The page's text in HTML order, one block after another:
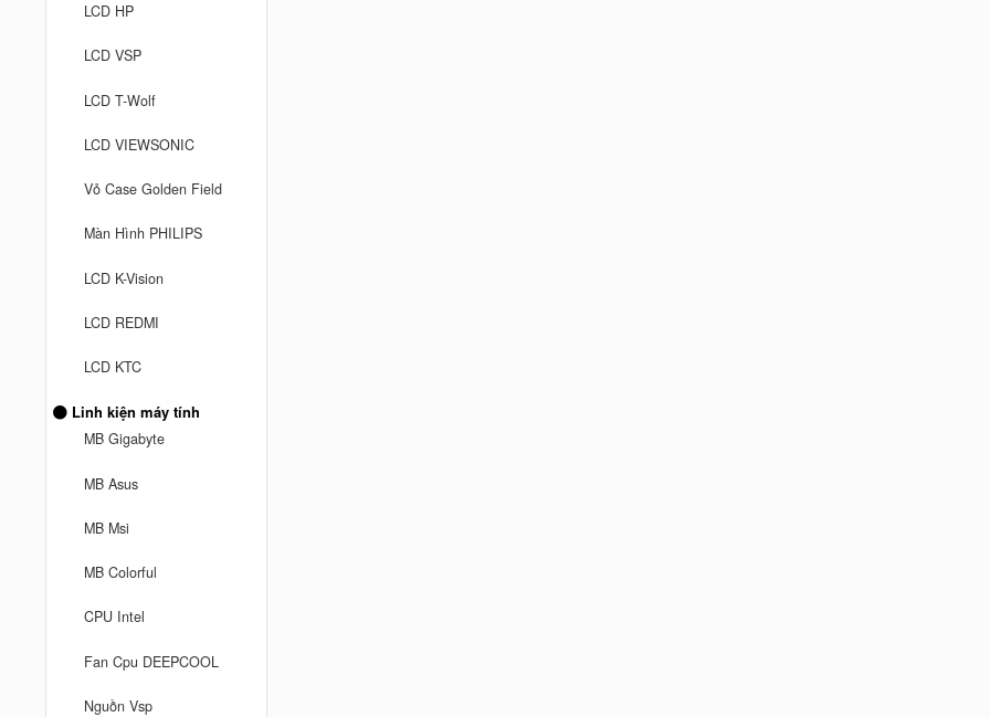
LCD HP
LCD VSP
LCD T-Wolf
LCD VIEWSONIC
Vỏ Case Golden Field
Màn Hình PHILIPS
LCD K-Vision
LCD REDMI
LCD KTC
Linh kiện máy tính
MB Gigabyte
MB Asus
MB Msi
MB Colorful
CPU Intel
Fan Cpu DEEPCOOL
Nguồn Vsp